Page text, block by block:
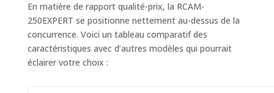
En matière de rapport qualité-prix, la RCAM-
250EXPERT se positionne nettement au-dessus de la
concurrence. Voici un tableau comparatif des
caractéristiques avec d’autres modèles qui pourrait
éclairer votre choix :